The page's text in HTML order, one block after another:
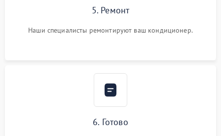
5. Ремонт
Наши специалисты ремонтируют ваш кондиционер.
6. Готово